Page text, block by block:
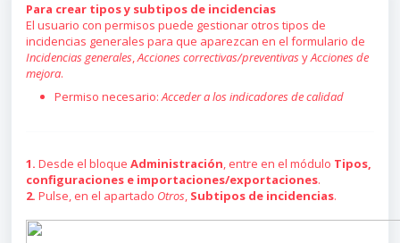
Para crear tipos y subtipos de incidencias
El usuario con permisos puede gestionar otros tipos de
incidencias generales para que aparezcan en el formulario de
Incidencias generales,Acciones correctivas/preventivasyAcciones de
mejora.
Permiso necesario:Acceder a los indicadores de calidad
1. Desde el bloque Administración, entre en el módulo Tipos,
configuraciones e importaciones/exportaciones.
2. Pulse, en el apartado Otros, Subtipos de incidencias.